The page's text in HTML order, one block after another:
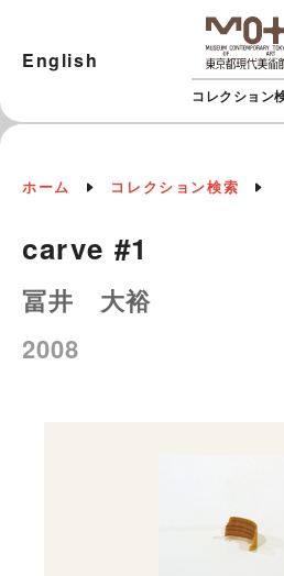
コレクション
English
ホーム コレクション検索
carve #1
冨井 大裕
2008